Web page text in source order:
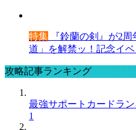
特集 『鈴蘭の剣』が2
道」を解禁ッ！記念イ
攻略記事ランキング
最強サポートカードラ
1